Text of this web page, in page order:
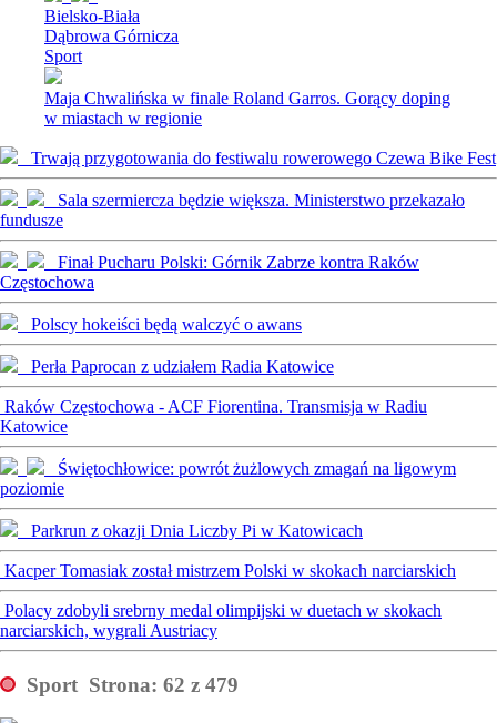
Bielsko-Biała
Dąbrowa Górnicza
Sport
Maja Chwalińska w finale Roland Garros. Gorący doping
w miastach w regionie
Trwają przygotowania do festiwalu rowerowego Czewa Bike Fest
Sala szermiercza będzie większa. Ministerstwo przekazało
fundusze
Finał Pucharu Polski: Górnik Zabrze kontra Raków
Częstochowa
Polscy hokeiści będą walczyć o awans
Perła Paprocan z udziałem Radia Katowice
Raków Częstochowa - ACF Fiorentina. Transmisja w Radiu
Katowice
Świętochłowice: powrót żużlowych zmagań na ligowym
poziomie
Parkrun z okazji Dnia Liczby Pi w Katowicach
Kacper Tomasiak został mistrzem Polski w skokach narciarskich
Polacy zdobyli srebrny medal olimpijski w duetach w skokach
narciarskich, wygrali Austriacy
Sport Strona: 62 z 479